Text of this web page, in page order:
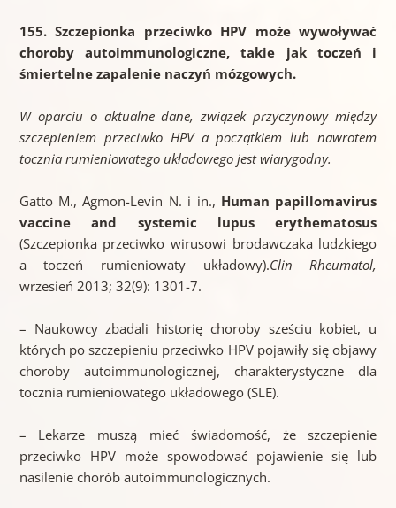
155. Szczepionka przeciwko HPV może wywoływać
choroby autoimmunologiczne, takie jak toczeń i
śmiertelne zapalenie naczyń mózgowych.
W oparciu o aktualne dane, związek przyczynowy między
szczepieniem przeciwko HPV a początkiem lub nawrotem
tocznia rumieniowatego układowego jest wiarygodny.
Gatto M., Agmon-Levin N. i in., Human papillomavirus
vaccine and systemic lupus erythematosus
(Szczepionka przeciwko wirusowi brodawczaka ludzkiego
a toczeń rumieniowaty układowy).Clin Rheumatol,
wrzesień 2013; 32(9): 1301-7.
– Naukowcy zbadali historię choroby sześciu kobiet, u
których po szczepieniu przeciwko HPV pojawiły się objawy
choroby autoimmunologicznej, charakterystyczne dla
tocznia rumieniowatego układowego (SLE).
– Lekarze muszą mieć świadomość, że szczepienie
przeciwko HPV może spowodować pojawienie się lub
nasilenie chorób autoimmunologicznych.